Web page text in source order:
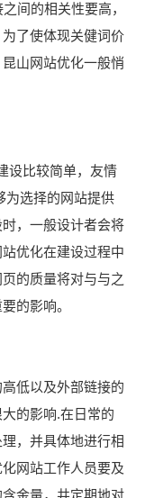
间的相关性要高，
了使体现关健词价
山网站优化一般悄
设比较简单，友情
为选择的网站提供
，一般设计者会将
优化在建设过程中
的质量将对与与之
的影响。
低以及外部链接的
的影响.在日常的
，并具体地进行相
网站工作人员要及
金量，井定期地对